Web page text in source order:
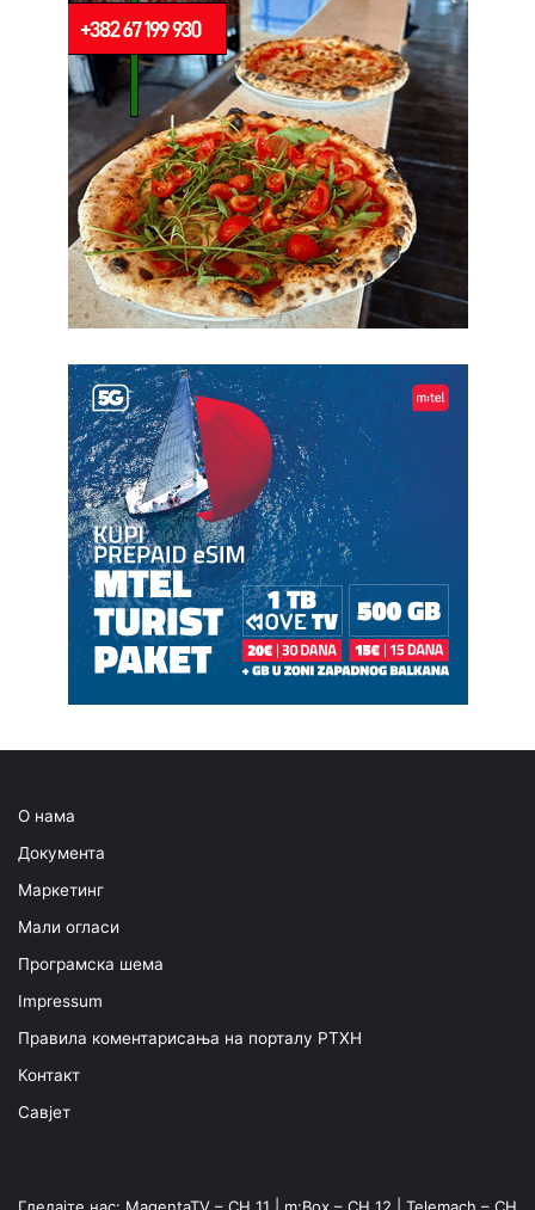
О нама
Документа
Маркетинг
Мали огласи
Програмска шема
Impressum
Правила коментарисања на порталу РТХН
Контакт
Савјет